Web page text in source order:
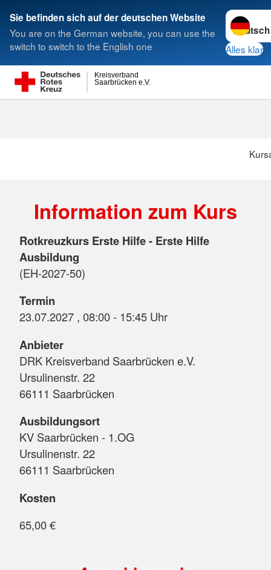
Sie befinden sich auf der deutschen Website
You are on the German website, you can use the
switch to switch to the English one
Sprache
Alles klar
Saarbrücken e.V.
Kreisverband
Suche
Information zum Kurs
Rotkreuzkurs Erste Hilfe - Erste Hilfe
Ausbildung
(EH-2027-50)
Termin
23.07.2027 , 08:00 - 15:45 Uhr
Anbieter
DRK Kreisverband Saarbrücken e.V.
Ursulinenstr. 22
66111 Saarbrücken
Ausbildungsort
KV Saarbrücken - 1.OG
Ursulinenstr. 22
66111 Saarbrücken
Kosten
65,00 €